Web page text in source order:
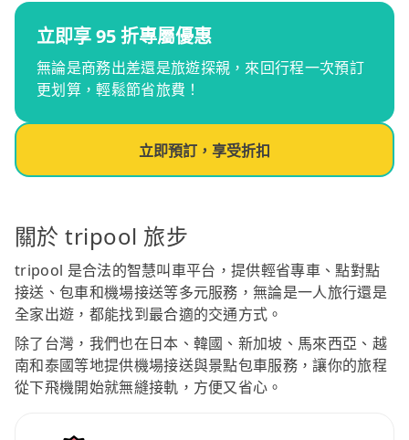
立即享 95 折專屬優惠
無論是商務出差還是旅遊探親，來回行程一次預訂
更划算，輕鬆節省旅費！
立即預訂，享受折扣
關於 tripool 旅步
tripool 是合法的智慧叫車平台，提供輕省專車、點對點
接送、包車和機場接送等多元服務，無論是一人旅行還是
全家出遊，都能找到最合適的交通方式。
除了台灣，我們也在日本、韓國、新加坡、馬來西亞、越
南和泰國等地提供機場接送與景點包車服務，讓你的旅程
從下飛機開始就無縫接軌，方便又省心。